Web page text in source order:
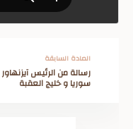
المادة السابقة
رسالة من الرئيس
سوريا و خليج العقبة